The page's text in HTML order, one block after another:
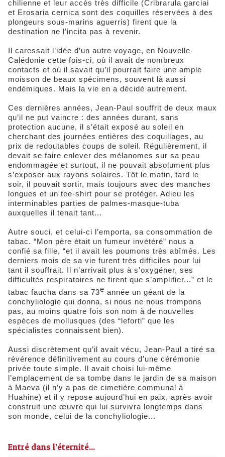
chilienne et leur accès très difficile (Cribrarula garciai
et Erosaria cernica sont des coquilles réservées à des
plongeurs sous-marins aguerris) firent que la
destination ne l’incita pas à revenir.
Il caressait l’idée d’un autre voyage, en Nouvelle-
Calédonie cette fois-ci, où il avait de nombreux
contacts et où il savait qu’il pourrait faire une ample
moisson de beaux spécimens, souvent là aussi
endémiques. Mais la vie en a décidé autrement.
Ces dernières années, Jean-Paul souffrit de deux maux
qu’il ne put vaincre : des années durant, sans
protection aucune, il s’était exposé au soleil en
cherchant des journées entières des coquillages, au
prix de redoutables coups de soleil. Régulièrement, il
devait se faire enlever des mélanomes sur sa peau
endommagée et surtout, il ne pouvait absolument plus
s’exposer aux rayons solaires. Tôt le matin, tard le
soir, il pouvait sortir, mais toujours avec des manches
longues et un tee-shirt pour se protéger. Adieu les
interminables parties de palmes-masque-tuba
auxquelles il tenait tant...
Autre souci, et celui-ci l’emporta, sa consommation de
tabac. “Mon père était un fumeur invétéré” nous a
confié sa fille, “et il avait les poumons très abîmés. Les
derniers mois de sa vie furent très difficiles pour lui
tant il souffrait. Il n’arrivait plus à s’oxygéner, ses
difficultés respiratoires ne firent que s’amplifier...” et le
tabac faucha dans sa 73e année un géant de la
conchyliologie qui donna, si nous ne nous trompons
pas, au moins quatre fois son nom à de nouvelles
espèces de mollusques (des “leforti” que les
spécialistes connaissent bien).
Aussi discrètement qu’il avait vécu, Jean-Paul a tiré sa
révérence définitivement au cours d’une cérémonie
privée toute simple. Il avait choisi lui-même
l’emplacement de sa tombe dans le jardin de sa maison
à Maeva (il n’y a pas de cimetière communal à
Huahine) et il y repose aujourd’hui en paix, après avoir
construit une œuvre qui lui survivra longtemps dans
son monde, celui de la conchyliologie...
Entré dans l’éternité...